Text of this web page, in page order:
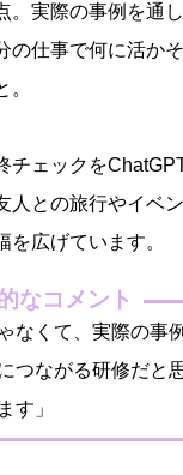
。実際の事例を通
の仕事で何に活か
チェックを
人との旅行やイベ
を広げています。
なコメント
なくて、実際の事
つながる研修だと
す」